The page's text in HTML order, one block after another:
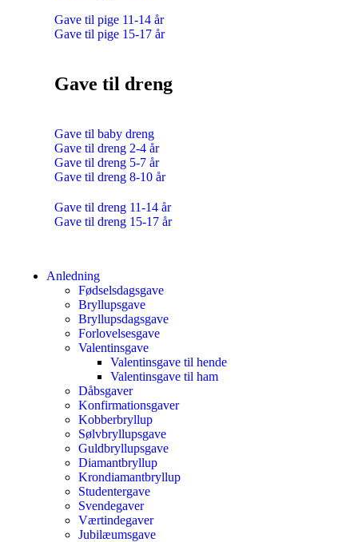
Gave til pige 11-14 år
Gave til pige 15-17 år
Gave til dreng
Gave til baby dreng
Gave til dreng 2-4 år
Gave til dreng 5-7 år
Gave til dreng 8-10 år
Gave til dreng 11-14 år
Gave til dreng 15-17 år
Anledning
Fødselsdagsgave
Bryllupsgave
Bryllupsdagsgave
Forlovelsesgave
Valentinsgave
Valentinsgave til hende
Valentinsgave til ham
Dåbsgaver
Konfirmationsgaver
Kobberbryllup
Sølvbryllupsgave
Guldbryllupsgave
Diamantbryllup
Krondiamantbryllup
Studentergave
Svendegaver
Værtindegaver
Jubilæumsgave